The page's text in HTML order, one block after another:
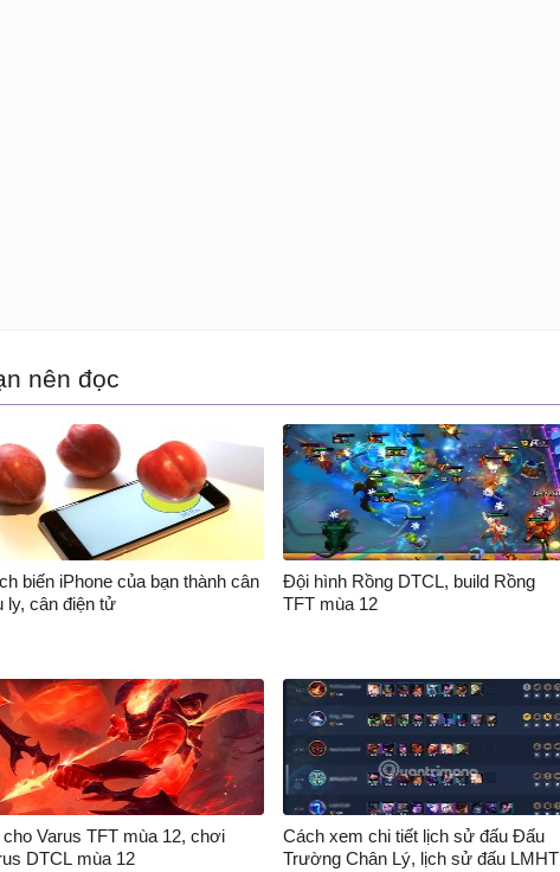
nên đọc
biến iPhone của bạn thành cân
ly, cân điện tử
Đội hình Rồng DTCL, build Rồng
TFT mùa 12
Varus TFT mùa 12, chơi
DTCL mùa 12
Cách xem chi tiết lịch sử đấu Đấu
Trường Chân Lý, lịch sử đấu LMHT